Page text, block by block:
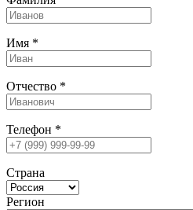
Имя *
Отчество *
Телефон *
Страна
Регион